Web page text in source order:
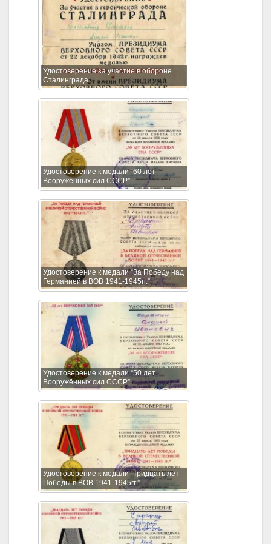
Удостоверение за участие в обороне
Сталинграда
Удостоверение к медали “60 лет
Вооружённых сил СССР”
Удостоверение к медали “За Победу над
Германией в ВОВ 1941-1945гг.”
Удостоверение к медали “50 лет
Вооружённых сил СССР”
Удостоверение к медали “Тридцать лет
Победы в ВОВ 1941-1945гг.”